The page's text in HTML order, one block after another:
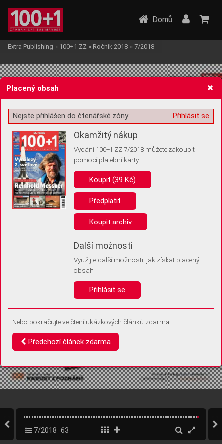
Žádost o souhlas s ukládáním volitelných informací
Pro základní fungování webu nepotřebujeme ukládat žádné informace
(tzv. cookies apod.). Rádi bychom vás ale požádali o souhlas s
uložením volitelných informací:
Anonymní unikátní ID
Díky němu příště poznáme, že se jedná o stejné zařízení, a
Identifikátor je zcela anonymní.
Vaše souhlasy a odmítnutí si ukládáme do vašeho zařízení, abychom se
vás už příště znovu neptali. Můžete je kdykoli později upravit ve Správě
Domů
Extra Publishing » 100+1 ZZ » Ročník 2018 » 7/2018
7/2018 63
Placený obsah
Přihlásit se
Nejste přihlášen do čtenářské zóny
Okamžitý nákup
Vydání 100+1 ZZ 7/2018 můžete zakoupit
pomocí platební karty
Koupit (39 Kč)
Předplatit
Koupit archiv
Další možnosti
Využijte další možnosti, jak získat placený
obsah
Přihlásit se
Nebo pokračujte ve čtení ukázkových článků zdarma
Předchozí článek zdarma